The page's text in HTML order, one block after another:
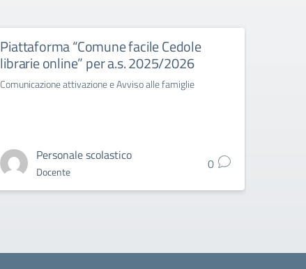
Piattaforma “Comune facile Cedole
librarie online” per a.s. 2025/2026
Comunicazione attivazione e Avviso alle famiglie
Personale scolastico
Docente 0